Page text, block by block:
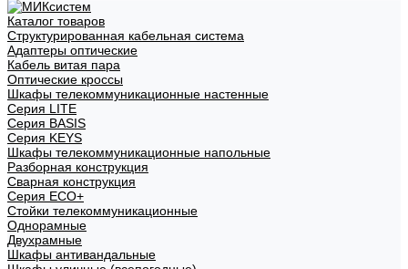
Каталог товаров
Структурированная кабельная система
Адаптеры оптические
Кабель витая пара
Оптические кроссы
Шкафы телекоммуникационные настенные
Cерия LITE
Cерия BASIS
Cерия KEYS
Шкафы телекоммуникационные напольные
Разборная конструкция
Сварная конструкция
Серия ECO+
Стойки телекоммуникационные
Однорамные
Двухрамные
Шкафы антивандальные